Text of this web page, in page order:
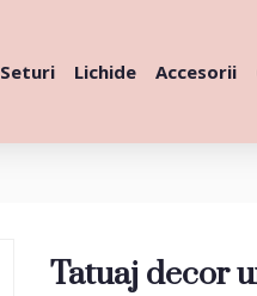
Seturi Lichide Accesorii
Tatuaj decor